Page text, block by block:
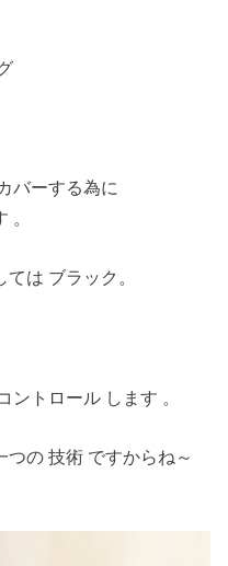
バーする為に
。
は ブラック。
ントロール します 。
の 技術 ですからね～